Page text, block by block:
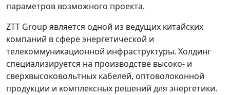
параметров возможного проекта.
ZTT Group является одной из ведущих китайских
компаний в сфере энергетической и
телекоммуникационной инфраструктуры. Холдинг
специализируется на производстве высоко- и
сверхвысоковольтных кабелей, оптоволоконной
продукции и комплексных решений для энергетики.